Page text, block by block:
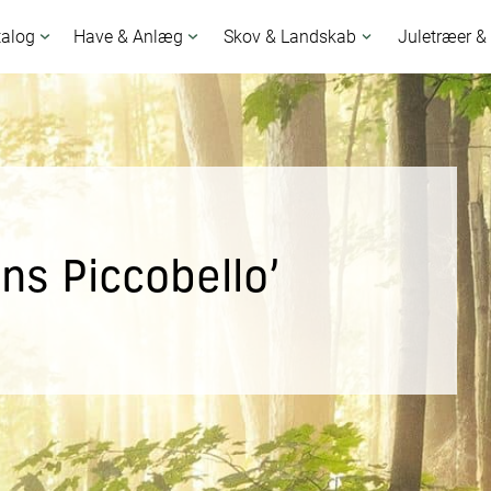
Have & Anlæg Skov & Landskab Juletræer &
Piccobello’